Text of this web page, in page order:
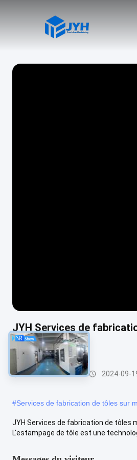
JYH Services de
Cadre
service de tôlerie 2024-09-
#Services de fabrication de tôles sur
JYH Services de fabrication de tôles
L'estampage de tôle est une